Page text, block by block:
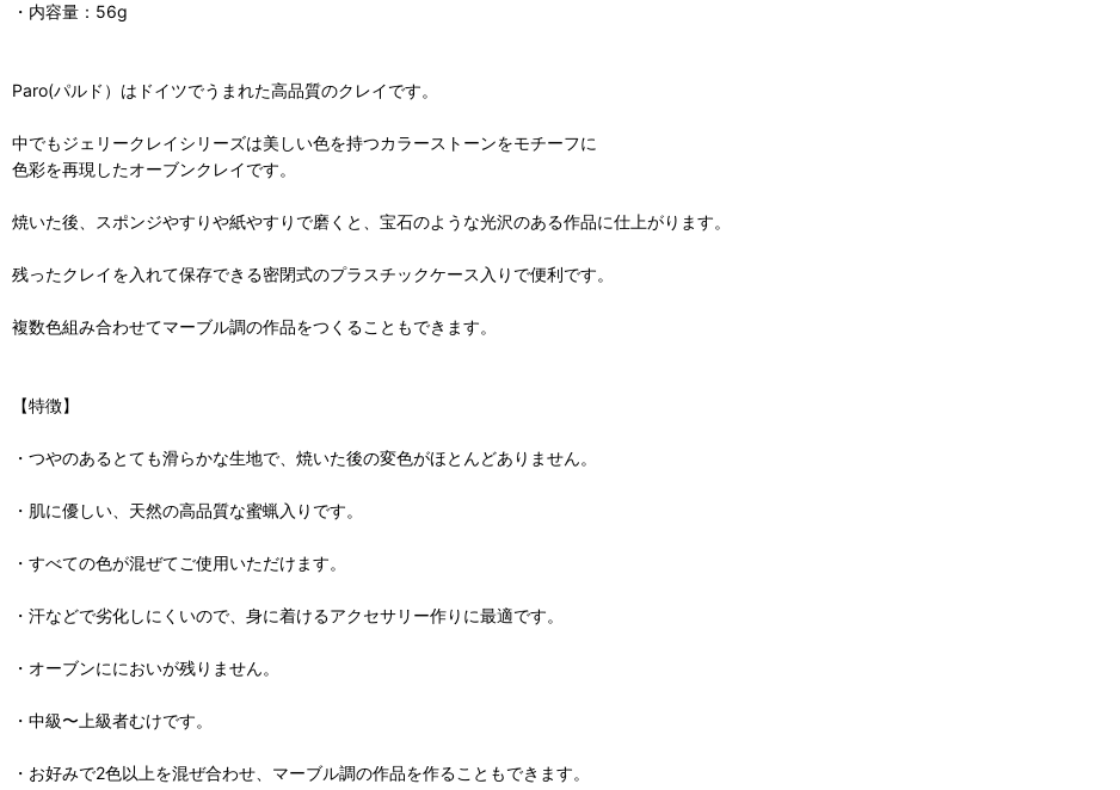
・内容量：56g
Paro(パルド）はドイツでうまれた高品質のクレイです。
中でもジェリークレイシリーズは美しい色を持つカラーストーンをモチーフに
色彩を再現したオーブンクレイです。
焼いた後、スポンジやすりや紙やすりで磨くと、宝石のような光沢のある作品に仕上がります。
残ったクレイを入れて保存できる密閉式のプラスチックケース入りで便利です。
複数色組み合わせてマーブル調の作品をつくることもできます。
【特徴】
・つやのあるとても滑らかな生地で、焼いた後の変色がほとんどありません。
・肌に優しい、天然の高品質な蜜蝋入りです。
・すべての色が混ぜてご使用いただけます。
・汗などで劣化しにくいので、身に着けるアクセサリー作りに最適です。
・オーブンににおいが残りません。
・中級〜上級者むけです。
・お好みで2色以上を混ぜ合わせ、マーブル調の作品を作ることもできます。